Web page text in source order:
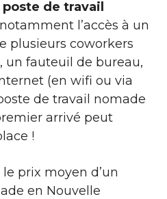
poste de travail
l’accès à un
plusieurs coworkers
un fauteuil de bureau,
(en wifi ou via
de travail nomade
arrivé peut
!
prix moyen d’un
en Nouvelle